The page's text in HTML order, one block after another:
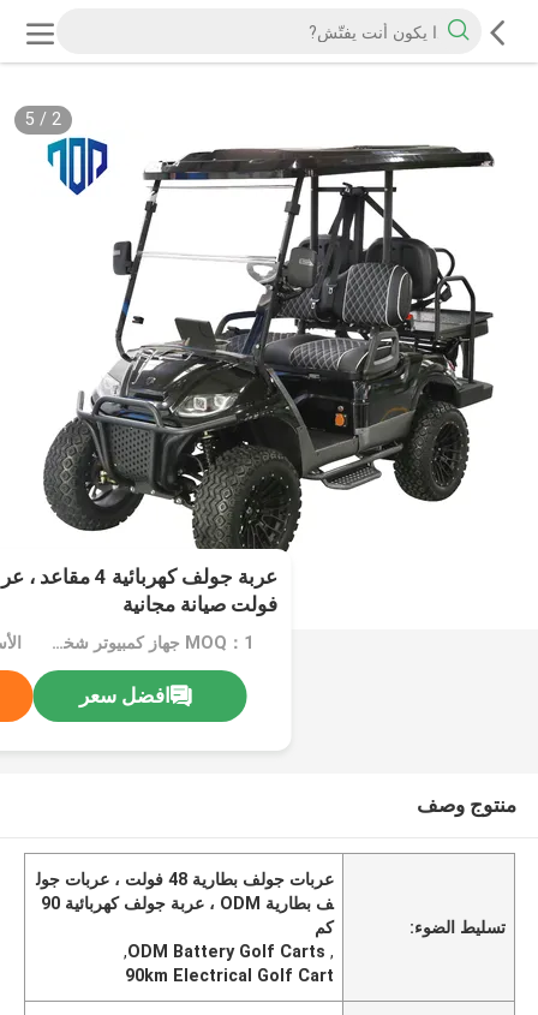
2
/
5
فولت صيانة مجانية
MOQ：1 جهاز كمبيوتر شخصى
افضل سعر
منتوج وصف
تسليط الضوء:
عربات جولف بطارية 48 فولت ، عربات جول
ف بطارية ODM ، عربة جولف كهربائية 90
كم
,
ODM Battery Golf Carts
,
90km Electrical Golf Cart